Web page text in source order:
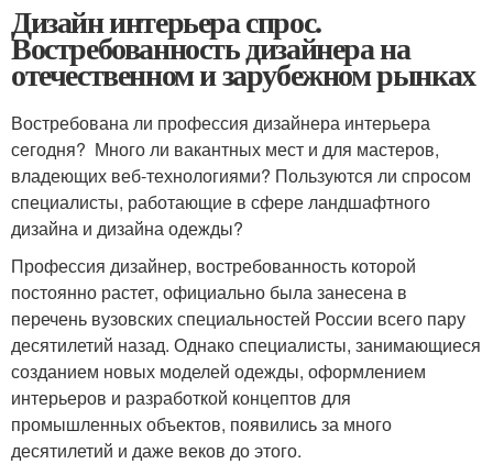
Дизайн интерьера спрос.
Востребованность дизайнера на
отечественном и зарубежном рынках
Востребована ли профессия дизайнера интерьера
сегодня? Много ли вакантных мест и для мастеров,
владеющих веб-технологиями? Пользуются ли спросом
специалисты, работающие в сфере ландшафтного
дизайна и дизайна одежды?
Профессия дизайнер, востребованность которой
постоянно растет, официально была занесена в
перечень вузовских специальностей России всего пару
десятилетий назад. Однако специалисты, занимающиеся
созданием новых моделей одежды, оформлением
интерьеров и разработкой концептов для
промышленных объектов, появились за много
десятилетий и даже веков до этого.